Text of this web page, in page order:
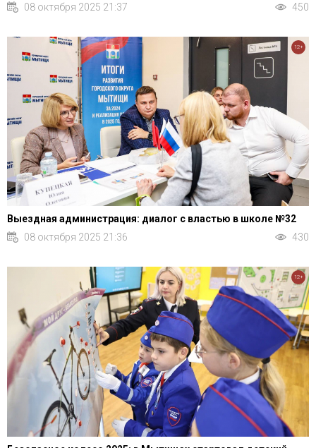
08 октября 2025 21:37
450
Выездная администрация: диалог с властью в школе №32
08 октября 2025 21:36
430
12+
12+